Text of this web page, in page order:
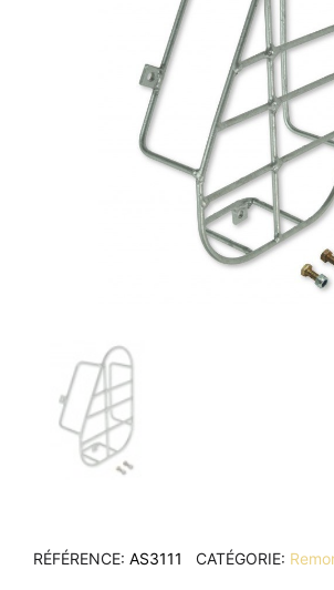
RÉFÉRENCE AS3111 CATÉGORIE